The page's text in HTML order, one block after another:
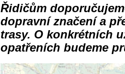
Řidičům
dopravní značení a
trasy. O konkrétních
opatřeních budeme